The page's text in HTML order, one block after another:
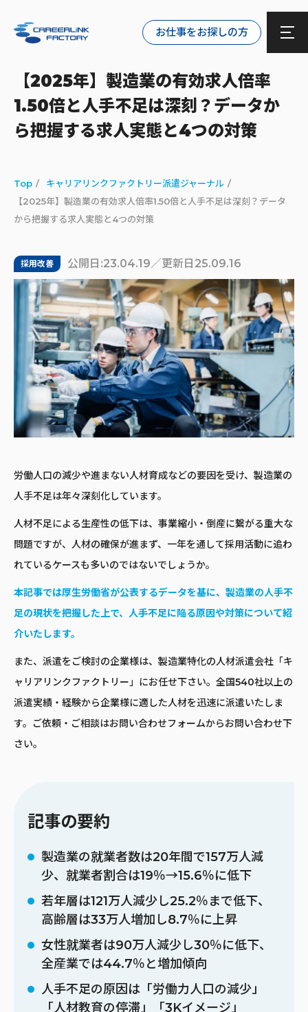
お仕事をお探しの方
【2025年】製造業の有効求人倍率
1.50倍と人手不足は深刻？データか
ら把握する求人実態と4つの対策
Top
キャリアリンクファクトリー派遣ジャーナル
【2025年】製造業の有効求人倍率1.50倍と人手不足は深刻？データ
から把握する求人実態と4つの対策
採用改善 公開日:23.04.19／更新日25.09.16
労働人口の減少や進まない人材育成などの要因を受け、製造業の
人手不足は年々深刻化しています。
人材不足による生産性の低下は、事業縮小・倒産に繋がる重大な
問題ですが、人材の確保が進まず、一年を通して採用活動に追わ
れているケースも多いのではないでしょうか。
本記事では厚生労働省が公表するデータを基に、製造業の人手不
足の現状を把握した上で、人手不足に陥る原因や対策について紹
介いたします。
また、派遣をご検討の企業様は、製造業特化の人材派遣会社「キ
ャリアリンクファクトリー」にお任せ下さい。全国540社以上の
派遣実績・経験から企業様に適した人材を迅速に派遣いたしま
す。ご依頼・ご相談はお問い合わせフォームからお問い合わせ下
さい。
記事の要約
製造業の就業者数は20年間で157万人減
少、就業者割合は19％→15.6％に低下
若年層は121万人減少し25.2％まで低下、
高齢層は33万人増加し8.7％に上昇
女性就業者は90万人減少し30％に低下、
全産業では44.7％と増加傾向
人手不足の原因は「労働力人口の減少」
「人材教育の停滞」「3Kイメージ」